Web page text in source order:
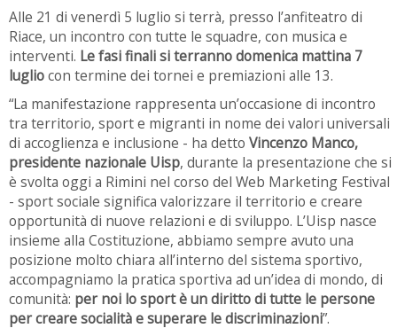
Alle 21 di venerdì 5 luglio si terrà, presso l’anfiteatro di
Riace, un incontro con tutte le squadre, con musica e
interventi. Le fasi finali si terranno domenica mattina 7
lugliocon termine dei tornei e premiazioni alle 13.
“La manifestazione rappresenta un’occasione di incontro
tra territorio, sport e migranti in nome dei valori universali
di accoglienza e inclusione - ha detto Vincenzo Manco,
presidente nazionale Uisp, durante la presentazione che si
è svolta oggi a Rimini nel corso del Web Marketing Festival
- sport sociale significa valorizzare il territorio e creare
opportunità di nuove relazioni e di sviluppo. L’Uisp nasce
insieme alla Costituzione, abbiamo sempre avuto una
posizione molto chiara all’interno del sistema sportivo,
accompagniamo la pratica sportiva ad un’idea di mondo, di
comunità: per noi lo sport è un diritto di tutte le persone
per creare socialità e superare le discriminazioni”.